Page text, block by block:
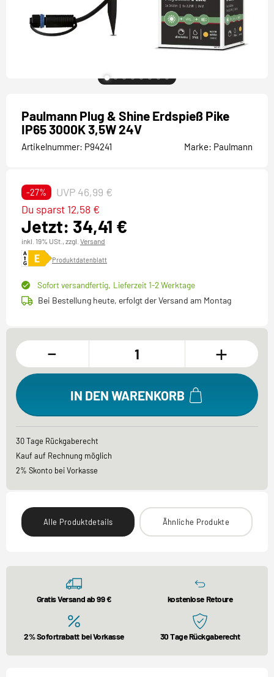
Paulmann Plug & Shine Erdspieß Pike
IP65 3000K 3,5W 24V
Artikelnummer: P94241 Marke: Paulmann
-27% UVP 46,99 €
Jetzt: 34,41 €
Du sparst 12,58 €
inkl. 19% USt., zzgl. Versand
Produktdatenblatt
Sofort versandfertig, Lieferzeit 1-2 Werktage
Bei Bestellung heute, erfolgt der Versand am Montag
- +
IN DEN WARENKORB
30 Tage Rückgaberecht
Kauf auf Rechnung möglich
2% Skonto bei Vorkasse
Alle Produktdetails Ähnliche Produkte
Gratis Versand ab 99 € kostenlose Retoure
2% Sofortrabatt bei Vorkasse 30 Tage Rückgaberecht